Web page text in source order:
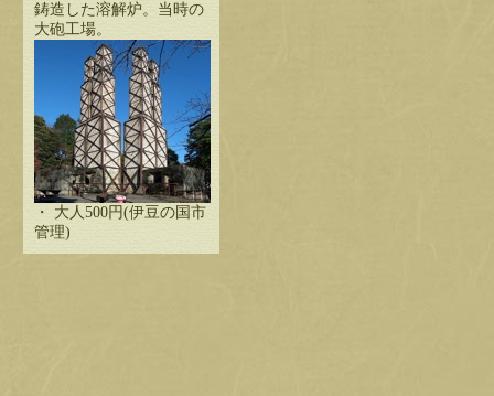
鋳造した溶解炉。当時の
大砲工場。
・ 大人500円(伊豆の国市
管理)